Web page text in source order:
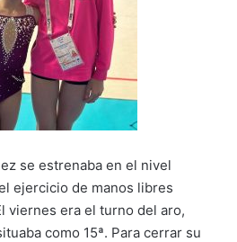
se estrenaba en el nivel
ejercicio de manos libres
viernes era el turno del aro,
como 15ª. Para cerrar su